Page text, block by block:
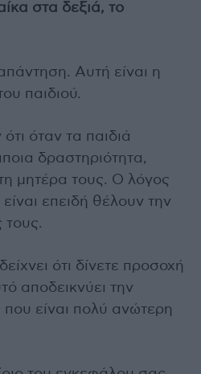
στα δεξιά, το
Αυτή είναι η
παιδιού.
όταν τα παιδιά
δραστηριότητα,
μητέρα τους. Ο λόγος
επειδή θέλουν την
τους.
ότι δίνετε προσοχή
αποδεικνύει την
είναι πολύ ανώτερη